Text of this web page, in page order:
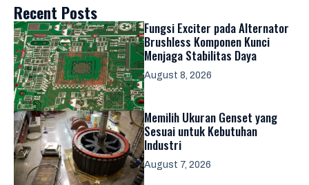
Recent Posts
Fungsi Exciter pada Alternator
Brushless Komponen Kunci
Menjaga Stabilitas Daya
August 8, 2026
Memilih Ukuran Genset yang
Sesuai untuk Kebutuhan
Industri
August 7, 2026